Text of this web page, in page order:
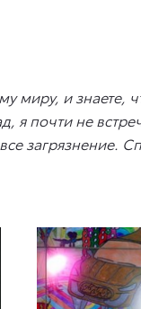
миру, и знаете,
почти не
загрязнение.